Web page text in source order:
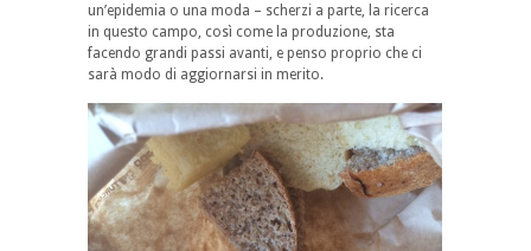
un’epidemia o una moda – scherzi a parte, la ricerca
in questo campo, così come la produzione, sta
facendo grandi passi avanti, e penso proprio che ci
sarà modo di aggiornarsi in merito.